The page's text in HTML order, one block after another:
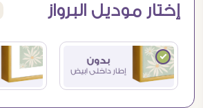
إختار موديل البرواز